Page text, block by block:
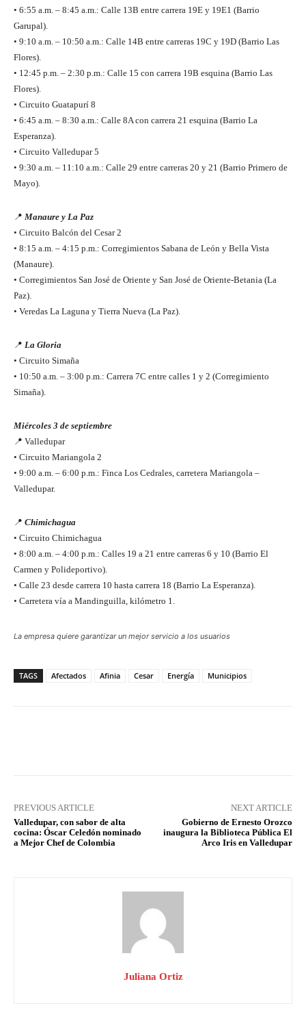
• 6:55 a.m. – 8:45 a.m.: Calle 13B entre carrera 19E y 19E1 (Barrio
Garupal).
• 9:10 a.m. – 10:50 a.m.: Calle 14B entre carreras 19C y 19D (Barrio Las
Flores).
• 12:45 p.m. – 2:30 p.m.: Calle 15 con carrera 19B esquina (Barrio Las
Flores).
• Circuito Guatapurí 8
• 6:45 a.m. – 8:30 a.m.: Calle 8A con carrera 21 esquina (Barrio La
Esperanza).
• Circuito Valledupar 5
• 9:30 a.m. – 11:10 a.m.: Calle 29 entre carreras 20 y 21 (Barrio Primero de
Mayo).
📍 Manaure y La Paz
• Circuito Balcón del Cesar 2
• 8:15 a.m. – 4:15 p.m.: Corregimientos Sabana de León y Bella Vista
(Manaure).
• Corregimientos San José de Oriente y San José de Oriente-Betania (La
Paz).
• Veredas La Laguna y Tierra Nueva (La Paz).
📍 La Gloria
• Circuito Simaña
• 10:50 a.m. – 3:00 p.m.: Carrera 7C entre calles 1 y 2 (Corregimiento
Simaña).
Miércoles 3 de septiembre
📍 Valledupar
• Circuito Mariangola 2
• 9:00 a.m. – 6:00 p.m.: Finca Los Cedrales, carretera Mariangola –
Valledupar.
📍 Chimichagua
• Circuito Chimichagua
• 8:00 a.m. – 4:00 p.m.: Calles 19 a 21 entre carreras 6 y 10 (Barrio El
Carmen y Polideportivo).
• Calle 23 desde carrera 10 hasta carrera 18 (Barrio La Esperanza).
• Carretera vía a Mandinguilla, kilómetro 1.
La empresa quiere garantizar un mejor servicio a los usuarios
TAGS Afectados Afinia Cesar Energía Municipios
PREVIOUS ARTICLE
Valledupar, con sabor de alta
cocina: Óscar Celedón nominado
a Mejor Chef de Colombia
NEXT ARTICLE
Gobierno de Ernesto Orozco
inaugura la Biblioteca Pública El
Arco Iris en Valledupar
Juliana Ortiz